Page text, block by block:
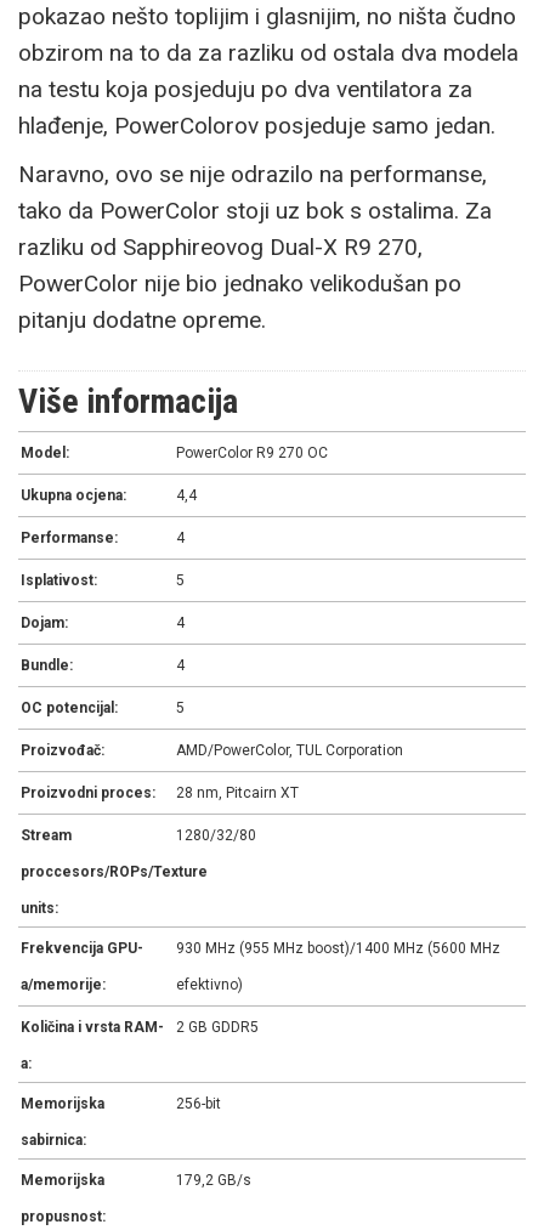
pokazao nešto toplijim i glasnijim, no ništa čudno
obzirom na to da za razliku od ostala dva modela
na testu koja posjeduju po dva ventilatora za
hlađenje, PowerColorov posjeduje samo jedan.
Naravno, ovo se nije odrazilo na performanse,
tako da PowerColor stoji uz bok s ostalima. Za
razliku od Sapphireovog Dual-X R9 270,
PowerColor nije bio jednako velikodušan po
pitanju dodatne opreme.
Više informacija
Model: PowerColor R9 270 OC
Ukupna ocjena: 4,4
Performanse: 4
Isplativost: 5
Dojam: 4
Bundle: 4
OC potencijal: 5
Proizvođač: AMD/PowerColor, TUL Corporation
Proizvodni proces: 28 nm, Pitcairn XT
Stream
proccesors/ROPs/Texture
units:
1280/32/80
Frekvencija GPU-
a/memorije:
930 MHz (955 MHz boost)/1400 MHz (5600 MHz
efektivno)
Količina i vrsta RAM-
a:
2 GB GDDR5
Memorijska
sabirnica:
256-bit
Memorijska
propusnost:
179,2 GB/s